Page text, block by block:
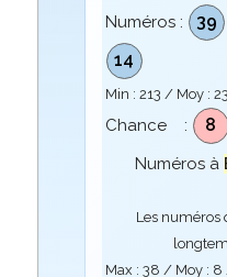
Numéros : 39
14
Min : 213 / Moy :
Chance : 8
Numéros à
Les numéros
Max : 38 / Moy : 8